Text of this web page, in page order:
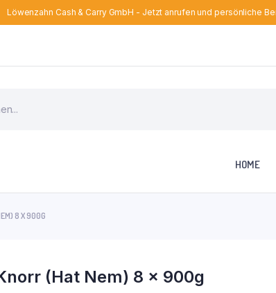
Löwenzahn Cash & Carry GmbH - Jetzt anrufen und persönliche
HOME
8 X 900G
(Hat Nem) 8 x 900g